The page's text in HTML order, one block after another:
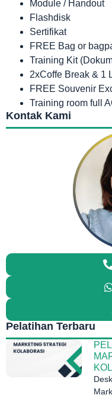
Module / Handout
Flashdisk
Sertifikat
FREE Bag or
Training Kit
2xCoffe Break & 1
FREE Souvenir
Training room full
Kontak Kami
Pelatihan Terbaru